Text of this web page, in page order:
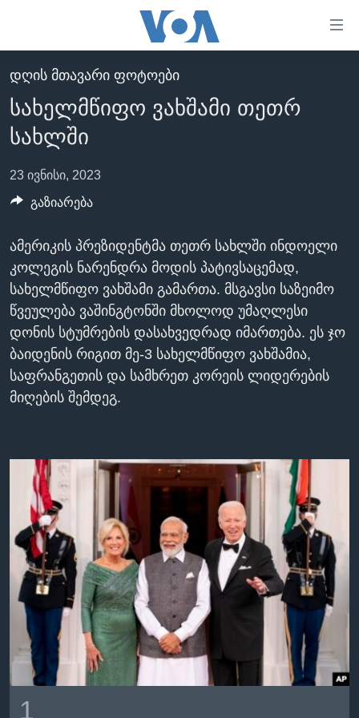
ხელმისაწვდომობისთვის
გადადით
მთავარზე
გადადით
მთავარ
ნავიგაციაზე
გადადით
ძიებაზე
ᲛᲗᲐᲕᲐᲠᲘ
ᲐᲮᲐᲚᲘ ᲐᲛᲑᲔᲑᲘ
ᲡᲐᲥᲐᲠᲗᲕᲔᲚᲝ
ᲐᲨᲨ
ᲐᲨᲨ-ᲘᲡ ᲐᲠᲩᲔᲕᲜᲔᲑᲘ 2024
ᲕᲘᲓᲔᲝᲔᲑᲘ
ᲒᲐᲓᲐᲪᲔᲛᲔᲑᲘ
ᲕᲐᲨᲘᲜᲒᲢᲝᲜᲘ ᲓᲦᲔᲡ
ᲮᲔᲓᲕᲐ ᲕᲐᲨᲘᲜᲒᲢᲝᲜᲘᲓᲐᲜ
ᲡᲢᲣᲓᲘᲐ ᲕᲐᲨᲘᲜᲒᲢᲝᲜᲘ
ᲡᲮᲕᲐ ᲡᲘᲐᲮᲚᲔᲔᲑᲘ
ᲞᲝᲚᲘᲢᲘᲙᲐ
ᲔᲙᲝᲜᲝᲛᲘᲙᲐ
ᲯᲐᲜᲛᲠᲗᲔᲚᲝᲑᲐ
ᲘᲜᲢᲔᲠᲕᲘᲣ
ᲙᲣᲚᲢᲣᲠᲐ
ᲒᲐᲚᲘᲚᲔᲝ
ᲓᲔᲖᲘᲜᲤᲝᲠᲛᲐᲪᲘᲐ
ᲠᲣᲡᲔᲗᲘᲡ ᲨᲔᲭᲠᲐ ᲣᲙᲠᲐᲘᲜᲐᲨᲘ
Learning English
ენები
ᲓᲦᲘᲡ ᲛᲗᲐᲕᲐᲠᲘ ᲤᲝᲢᲝᲔᲑᲘ
სახელმწიფო ვახშამი თეთრ
სახლში
23 ივნისი, 2023
ამერიკის პრეზიდენტმა თეთრ სახლში ინდოელი
კოლეგის ნარენდრა მოდის პატივსაცემად,
სახელმწიფო ვახშამი გამართა. მსგავსი საზეიმო
წვეულება ვაშინგტონში მხოლოდ უმაღლესი
დონის სტუმრების დასახვედრად იმართება. ეს ჯო
ბაიდენის რიგით მე-3 სახელმწიფო ვახშამია,
საფრანგეთის და სამხრეთ კორეის ლიდერების
მიღების შემდეგ.
1
გაზიარება